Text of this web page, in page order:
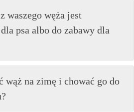
waszego węża jest
psa albo do zabawy dla
wąż na zimę i chować go do